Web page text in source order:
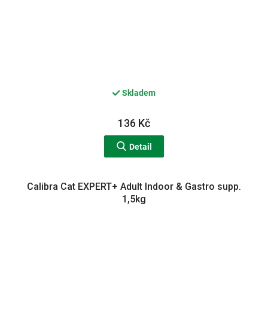
Skladem
136 Kč
Detail
Calibra Cat EXPERT+ Adult Indoor & Gastro supp.
1,5kg